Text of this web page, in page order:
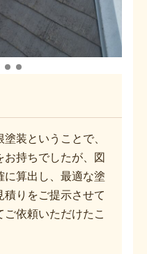
装ということで、
お持ちでしたが、図
算出し、最適な塗
りをご提示させて
依頼いただけたこ